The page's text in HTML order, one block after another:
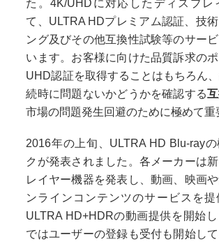
た。4K/UHDに対応したディスプレ
て、ULTRA HDプレミアム認証、技
ング及びその他互換性試験等のサー
います。お客様に向けた品質訴求の
UHD認証を取得することはもちろん
続時に問題ないかどうかを確認する
市場の問題発生回避のために極めて重
2016年の上旬、ULTRA HD Blu-ray
クが発表されました。各メーカーは
レイヤー機器を発表し、動画、映画
ンラインコンテンツのサービスを提
ULTRA HD+HDRの動画提供を開始
ではユーザーの登録も受付も開始し